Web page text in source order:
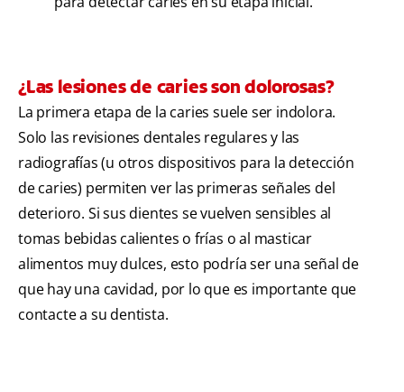
¿Las lesiones de caries son dolorosas?
La primera etapa de la caries suele ser indolora.
Solo las revisiones dentales regulares y las
radiografías (u otros dispositivos para la detección
de caries) permiten ver las primeras señales del
deterioro. Si sus dientes se vuelven sensibles al
tomas bebidas calientes o frías o al masticar
alimentos muy dulces, esto podría ser una señal de
que hay una cavidad, por lo que es importante que
contacte a su dentista.